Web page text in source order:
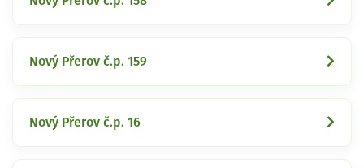
Nový Přerov č.p. 159
Nový Přerov č.p. 16